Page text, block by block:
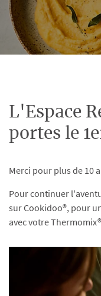
L'Espace
portes le
Merci pour plus de 10
Pour continuer
sur Cookidoo®, pour
avec votre